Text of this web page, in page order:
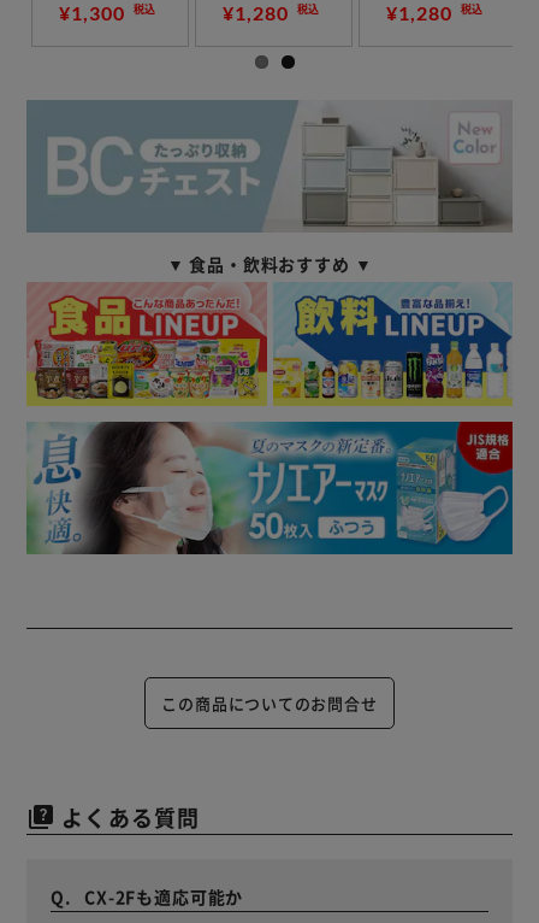
¥1,300 税込 ¥1,280 税込 ¥1,280 税込
▼ 食品・飲料おすすめ ▼
この商品についてのお問合せ
quiz よくある質問
CX-2Fも適応可能か